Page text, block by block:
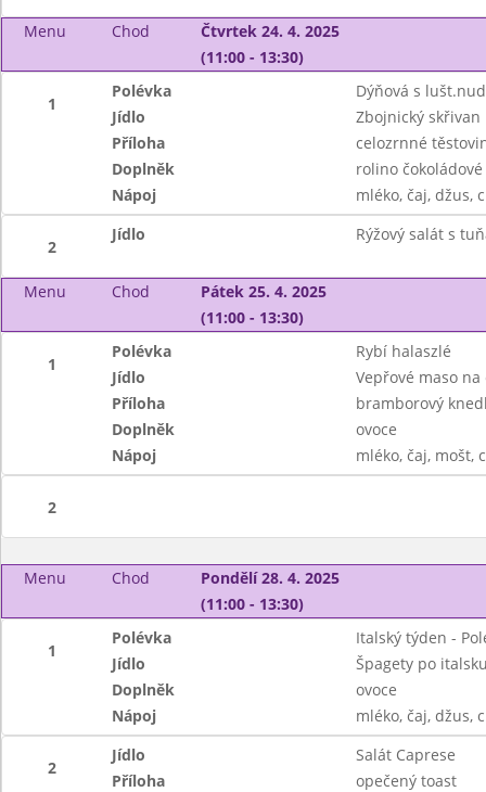
Menu Chod
Čtvrtek 24. 4. 2025
(11:00 - 13:30)
1
Polévka
Dýňová s
Jídlo
Zbojnický skřivan
Příloha
celozrnné
Doplněk
rolino čokoládové
Nápoj
mléko, čaj, džus,
2
Jídlo Rýžový salát s
Menu Chod
Pátek 25. 4. 2025
(11:00 - 13:30)
1
Polévka
Rybí halaszlé
Jídlo
Vepřové maso na
Příloha
bramborový
Doplněk
ovoce
Nápoj
mléko, čaj, mošt,
2
Menu Chod
Pondělí 28. 4. 2025
(11:00 - 13:30)
1
Polévka
Italský týden -
Jídlo
Špagety po
Doplněk
ovoce
Nápoj
mléko, čaj, džus,
2
Jídlo
Salát Caprese
Příloha
opečený toast